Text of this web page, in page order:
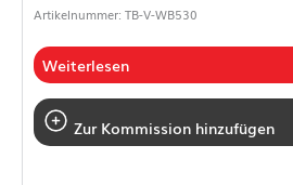
Artikelnummer: TB-V-WB530
Weiterlesen
Zur Kommission hinzufügen